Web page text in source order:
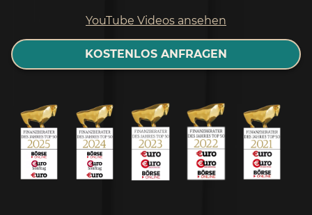
YouTube Videos ansehen
KOSTENLOS ANFRAGEN